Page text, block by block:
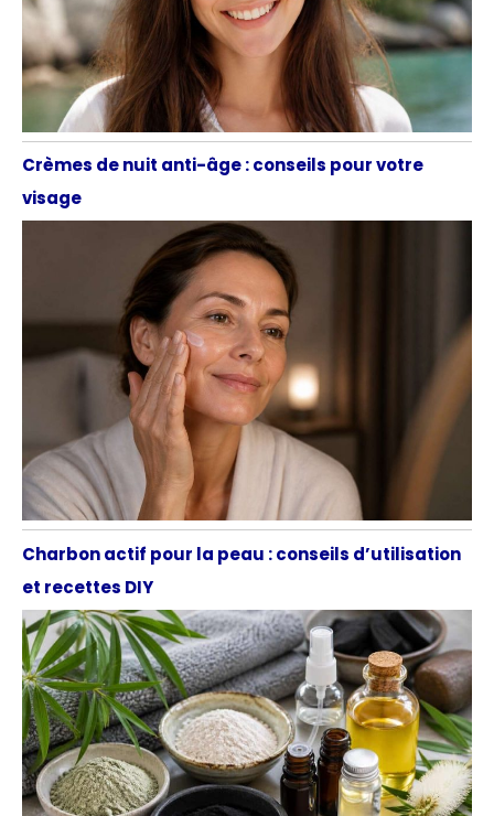
Crèmes de nuit anti-âge : conseils pour votre
visage
Charbon actif pour la peau : conseils d’utilisation
et recettes DIY